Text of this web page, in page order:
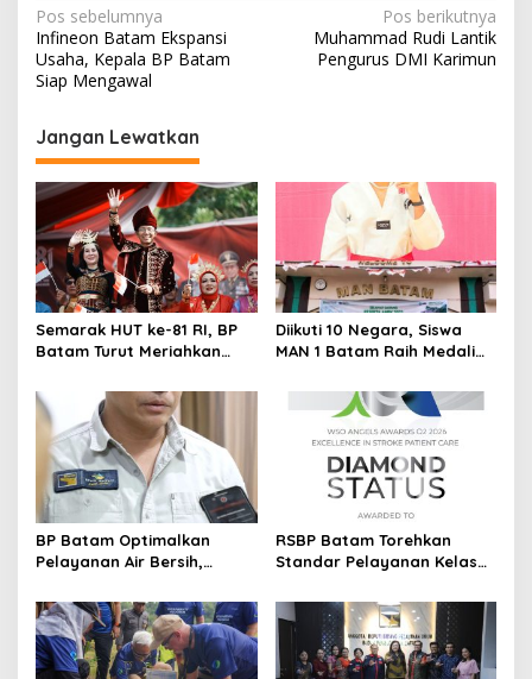
N
a
v
i
g
a
s
i
p
o
s
Pos sebelumnya
Infineon Batam Ekspansi
Usaha, Kepala BP Batam
Siap Mengawal
Pos berikutnya
Muhammad Rudi Lantik
Pengurus DMI Karimun
Jangan Lewatkan
Semarak HUT ke-81 RI, BP
Batam Turut Meriahkan
Diikuti 10 Negara, Siswa
MAN 1 Batam Raih Medali
Taekwondo Internasional
Singapura
BP Batam Optimalkan
Pelayanan Air Bersih,
Gunakan Air Secara Bijak
RSBP Batam Torehkan
Standar Pelayanan Kelas
dari WSO